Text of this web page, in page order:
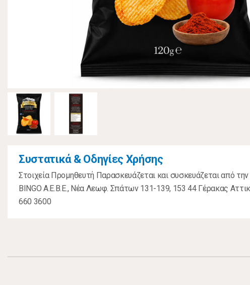
Συστατικά & Οδηγίες Χρήσης
Στοιχεία Προμηθευτή Παρασκευάζεται και συσκευάζεται από την
BINGO Α.Ε.Β.Ε., Νέα Λεωφ. Σπάτων 131-139, 153 44 Γέρακας
660 3600